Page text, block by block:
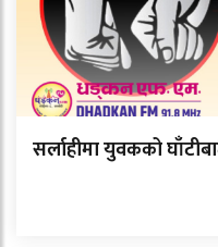
सर्लाहीमा युवकको